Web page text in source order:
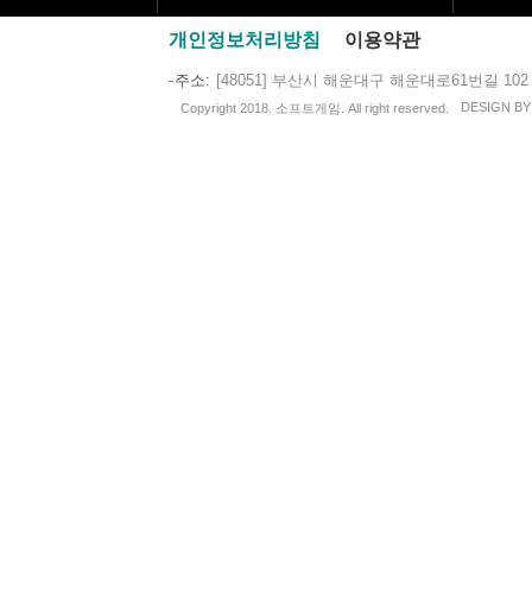
개인정보처리방침 이용약관
주소 [48051] 부산시 해운대구 해운대로61번길 102
Copyright 2018. 소프트게임. All right reserved. DESIGN